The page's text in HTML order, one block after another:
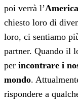
poi verrà l’America
chiesto loro di
loro, ci sentiamo
partner. Quando il
per incontrare i
mondo.
rispondere a